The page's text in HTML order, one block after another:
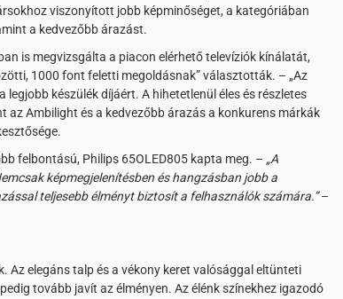
viszonyított jobb képminőséget, a kategóriában
a kedvezőbb árazást.
is megvizsgálta a piacon elérhető televíziók kínálatát,
1000 font feletti megoldásnak” választották. – „Az
készülék díjáért. A hihetetlenül éles és részletes
Ambilight és a kedvezőbb árazás a konkurens márkák
felbontású, Philips 65OLED805 kapta meg. – „A
képmegjelenítésben és hangzásban jobb a
teljesebb élményt biztosít a felhasználók számára.”–
Az elegáns talp és a vékony keret valósággal eltünteti
tovább javít az élményen. Az élénk színekhez igazodó